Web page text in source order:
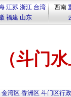
江苏 浙江 台湾
福建 山东
西南
斗门
金湾区 香洲区 斗门区行